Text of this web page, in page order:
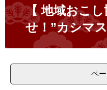
文
【 地域おこ
せ！”カシマ
ペ